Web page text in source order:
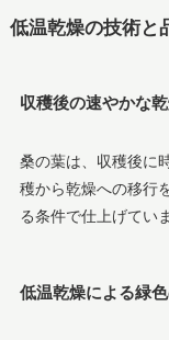
低温乾燥の技術と
収穫後の速やかな
桑の葉は、収穫後に
穫から乾燥への移行
る条件で仕上げてい
低温乾燥による緑